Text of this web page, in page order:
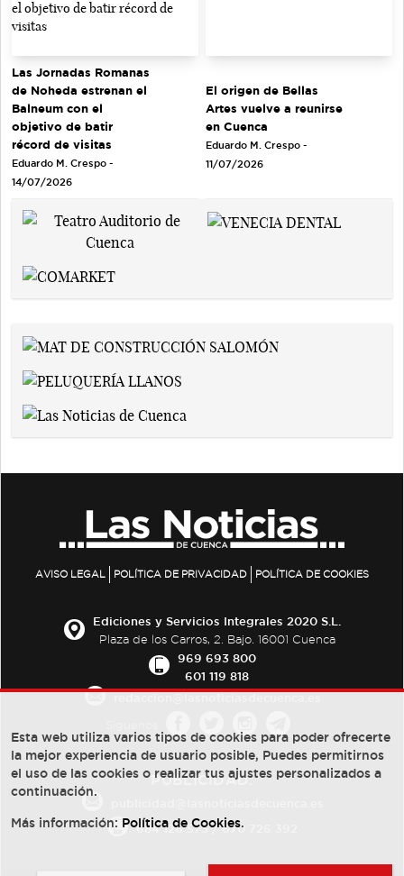
Las Jornadas Romanas
de Noheda estrenan el
Balneum con el
objetivo de batir
récord de visitas
Eduardo M. Crespo -
14/07/2026
El origen de Bellas
Artes vuelve a reunirse
en Cuenca
Eduardo M. Crespo -
11/07/2026
AVISO LEGAL POLÍTICA DE PRIVACIDAD POLÍTICA DE COOKIES
Ediciones y Servicios Integrales 2020 S.L.
Plaza de los Carros, 2. Bajo. 16001 Cuenca
969 693 800
601 119 818
PUBLICIDAD:
684 126 573/670 726 392
Esta web utiliza varios tipos de cookies para poder ofrecerte
la mejor experiencia de usuario posible, Puedes permitirnos
el uso de las cookies o realizar tus ajustes personalizados a
continuación.
Más información: Política de Cookies.